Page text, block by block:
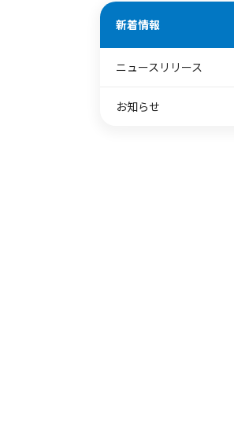
新着情報
ニュースリリース
お知らせ